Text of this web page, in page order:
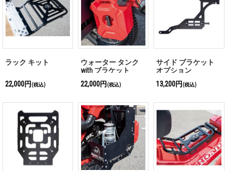
ラック キット
22,000円 (税込)
ウォーター タンク
with ブラケット
22,000円 (税込)
サイド ブラケット
オプション
13,200円 (税込)